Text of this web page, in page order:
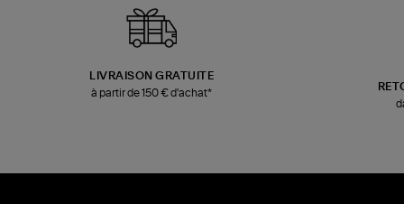
LIVRAISON GRATUITE
à partir de 150 € d'achat*